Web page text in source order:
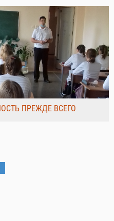
ПРЕЖДЕ ВСЕГО